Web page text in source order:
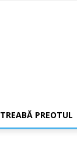
PREOTUL